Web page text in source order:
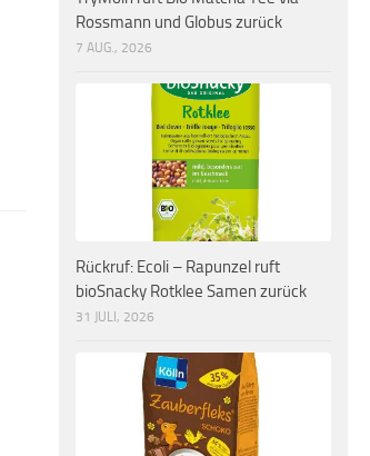
Rossmann und Globus zurück
7 AUG., 2026
Rückruf: Ecoli – Rapunzel ruft
bioSnacky Rotklee Samen zurück
31 JULI, 2026